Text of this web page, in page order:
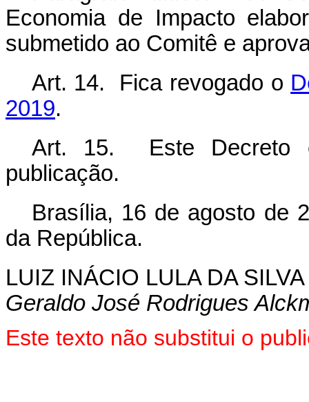
Economia de Impacto
submetido ao Comitê e
Art. 14. Fica revogado o
2019.
Art. 15. Este Decreto
publicação.
Brasília, 16 de agosto de
da República.
LUIZ INÁCIO LULA DA SILVA
Geraldo José Rodrigues
Este texto não substitui o